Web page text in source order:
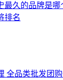
最久的品牌是哪
排名
全品类批发团